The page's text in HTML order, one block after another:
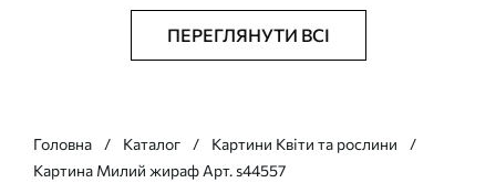
ПЕРЕГЛЯНУТИ ВСІ
Головна Каталог
Картини Квіти та рослини
Картина Милий жираф Арт. s44557